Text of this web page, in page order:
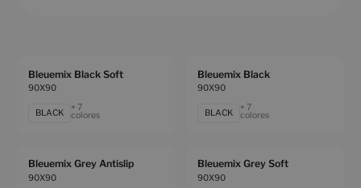
Bleuemix Black Soft
90X90
BLACK
+ 7
colores
Bleuemix Black
90X90
BLACK
+ 7
colores
Bleuemix Grey Antislip
90X90
Bleuemix Grey Soft
90X90